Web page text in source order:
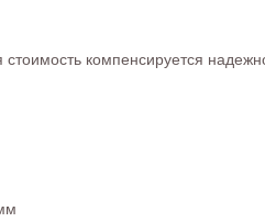
компенсируется